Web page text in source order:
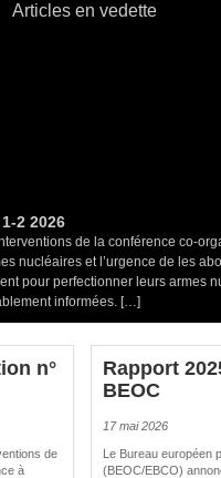
Articles en vedette
2 2026
de la conférence co-
nucléaires et l’urgence de les
pour perfectionner leurs armes
informées. […]
n°
de
à
Rapport
BEOC
17 mai 2026
Le Bureau européen
(BEOC/EBCO)